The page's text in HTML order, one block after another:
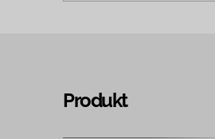
Produkt